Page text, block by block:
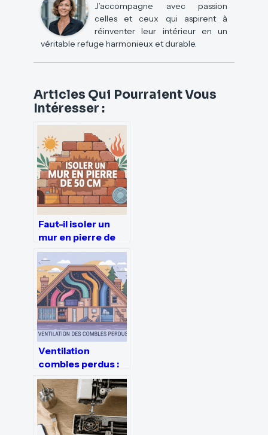
J’accompagne avec passion
celles et ceux qui aspirent à
réinventer leur intérieur en un
véritable refuge harmonieux et durable.
Articles Qui Pourraient Vous
Intéresser :
Faut-il isoler un
mur en pierre de
50 cm pour gagner
en confort ?
Ventilation
combles perdus :
règles, solutions
et erreurs à éviter